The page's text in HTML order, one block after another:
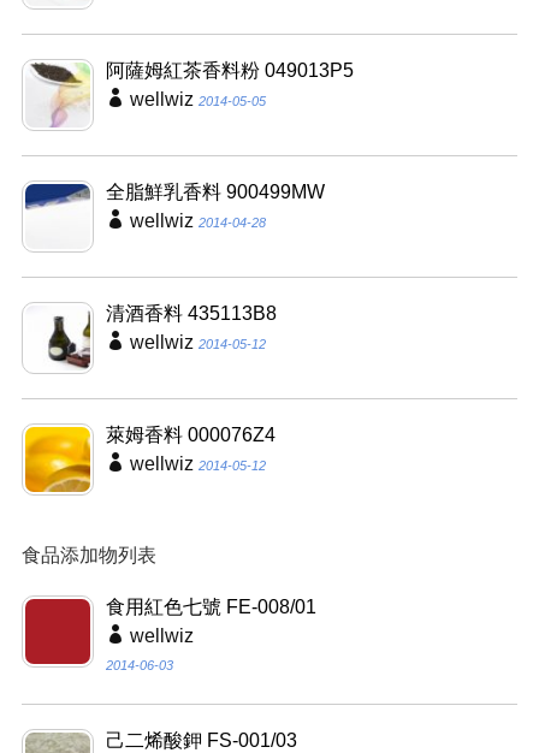
阿薩姆紅茶香料粉 049013P5
wellwiz 2014-05-05
全脂鮮乳香料 900499MW
wellwiz 2014-04-28
清酒香料 435113B8
wellwiz 2014-05-12
萊姆香料 000076Z4
wellwiz 2014-05-12
食品添加物列表
食用紅色七號 FE-008/01
wellwiz
2014-06-03
己二烯酸鉀 FS-001/03